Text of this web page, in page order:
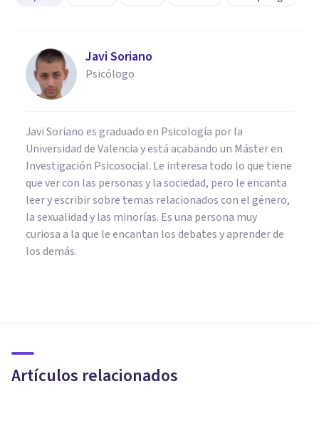
Javi Soriano
Psicólogo
Javi Soriano es graduado en Psicología por la
Universidad de Valencia y está acabando un Máster en
Investigación Psicosocial. Le interesa todo lo que tiene
que ver con las personas y la sociedad, pero le encanta
leer y escribir sobre temas relacionados con el género,
la sexualidad y las minorías. Es una persona muy
curiosa a la que le encantan los debates y aprender de
los demás.
Artículos relacionados
actualidad